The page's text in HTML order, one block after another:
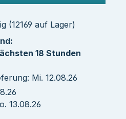
(12169 auf Lager)
18 Stunden
Mi. 12.08.26
13.08.26